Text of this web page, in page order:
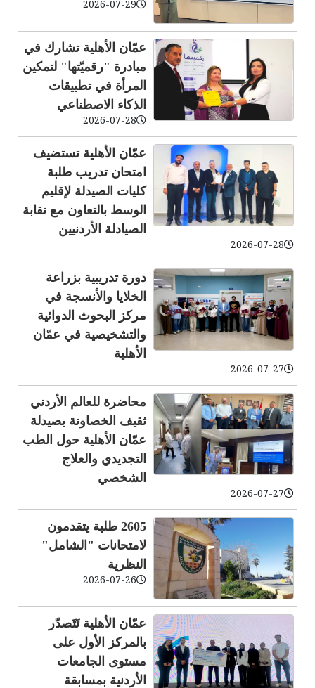
2026-07-29
عمّان الأهلية تشارك في
مبادرة "رقميّتها" لتمكين
المرأة في تطبيقات
الذكاء الاصطناعي
2026-07-28
عمّان الأهلية تستضيف
امتحان تدريب طلبة
كليات الصيدلة لإقليم
الوسط بالتعاون مع نقابة
الصيادلة الأردنيين
2026-07-28
دورة تدريبية بزراعة
الخلايا والأنسجة في
مركز البحوث الدوائية
والتشخيصية في عمّان
الأهلية
2026-07-27
محاضرة للعالم الأردني
ثقيف الخصاونة بصيدلة
عمّان الأهلية حول الطب
التجديدي والعلاج
الشخصي
2026-07-27
2605 طلبة يتقدمون
لامتحانات "الشامل"
النظرية
2026-07-26
عمّان الأهلية تَتَصدّر
بالمركز الأول على
مستوى الجامعات
الأردنية بمسابقة